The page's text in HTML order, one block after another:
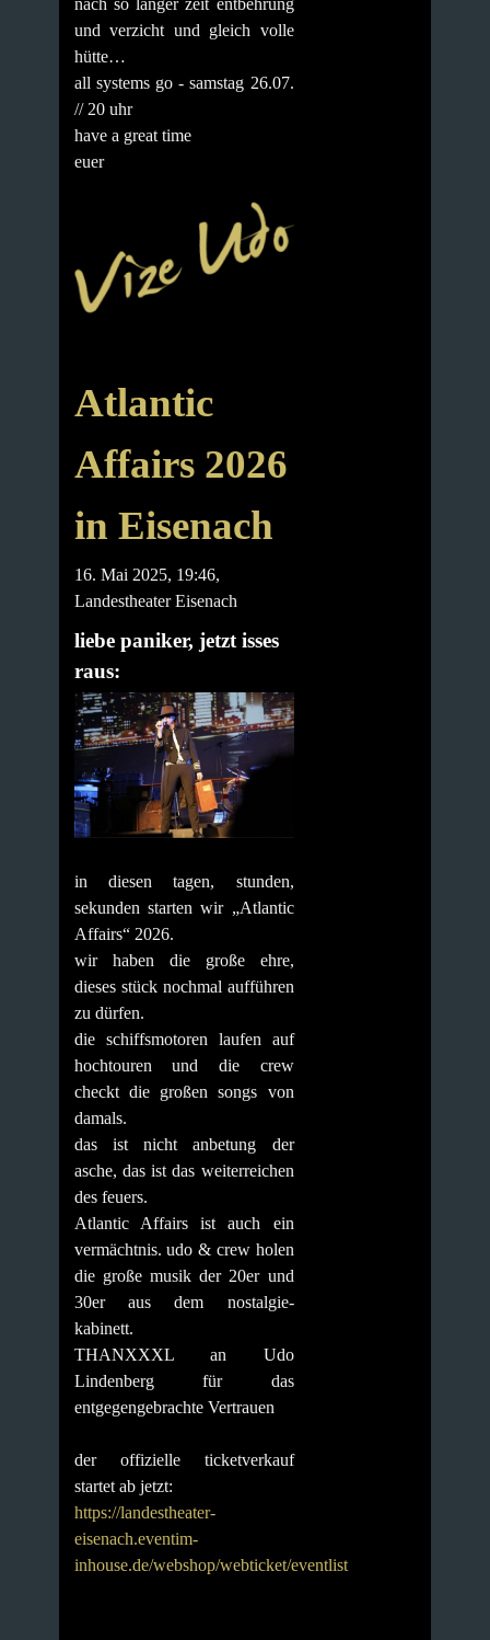
und verzicht und gleich volle
hütte…
all systems go - samstag 26.07.
// 20 uhr
have a great time
euer
Atlantic
Affairs 2026
in Eisenach
16. Mai 2025, 19:46,
Landestheater Eisenach
liebe paniker, jetzt isses
raus:
in diesen tagen, stunden,
sekunden starten wir „Atlantic
Affairs“ 2026.
wir haben die große ehre,
dieses stück nochmal aufführen
zu dürfen.
die schiffsmotoren laufen auf
hochtouren und die crew
checkt die großen songs von
damals.
das ist nicht anbetung der
asche, das ist das weiterreichen
des feuers.
Atlantic Affairs ist auch ein
vermächtnis. udo & crew holen
die große musik der 20er und
30er aus dem nostalgie-
kabinett.
THANXXXL an Udo
Lindenberg für das
entgegengebrachte Vertrauen
der offizielle ticketverkauf
startet ab jetzt:
https://landestheater-
eisenach.eventim-
inhouse.de/webshop/webticket/eventlist